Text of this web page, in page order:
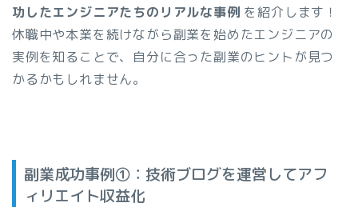
功したエンジニアたちのリアルな事例 を紹介します！
休職中や本業を続けながら副業を始めたエンジニアの
実例を知ることで、自分に合った副業のヒントが見つ
かるかもしれません。
副業成功事例①：技術ブログを運営してアフ
ィリエイト収益化